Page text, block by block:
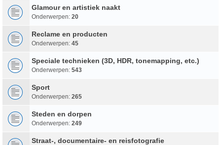
Glamour en artistiek naakt
Onderwerpen: 20
Reclame en producten
Onderwerpen: 45
Speciale technieken (3D, HDR, tonemapping, etc.)
Onderwerpen: 543
Sport
Onderwerpen: 265
Steden en dorpen
Onderwerpen: 249
Straat-, documentaire- en reisfotografie